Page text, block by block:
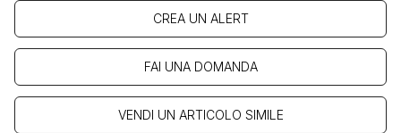
CREA UN ALERT
FAI UNA DOMANDA
VENDI UN ARTICOLO SIMILE